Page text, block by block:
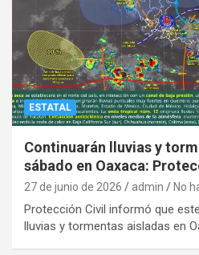
ESTATAL
Continuarán lluvias y
sábado en Oaxaca:
27 de junio de 2026 admin No
Protección Civil informó que
lluvias y tormentas aisladas en